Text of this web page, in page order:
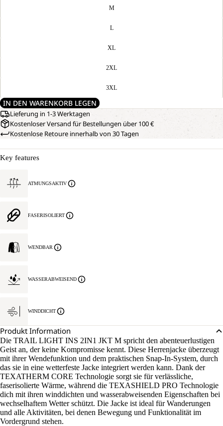
M
L
XL
2XL
3XL
IN DEN WARENKORB LEGEN
Lieferung in 1-3 Werktagen
Kostenloser Versand für Bestellungen über 100 €
Kostenlose Retoure innerhalb von 30 Tagen
Key features
ATMUNGSAKTIV
FASERISOLIERT
WENDBAR
WASSERABWEISEND
WINDDICHT
Produkt Information
Die TRAIL LIGHT INS 2IN1 JKT M spricht den abenteuerlustigen
Geist an, der keine Kompromisse kennt. Diese Herrenjacke überzeugt
mit ihrer Wendefunktion und dem praktischen Snap-In-System, durch
das sie in eine wetterfeste Jacke integriert werden kann. Dank der
TEXATHERM CORE Technologie sorgt sie für verlässliche,
faserisolierte Wärme, während die TEXASHIELD PRO Technologie
dich mit ihren winddichten und wasserabweisenden Eigenschaften bei
wechselhaftem Wetter schützt. Die Jacke ist ideal für Wanderungen
und alle Aktivitäten, bei denen Bewegung und Funktionalität im
Vordergrund stehen.